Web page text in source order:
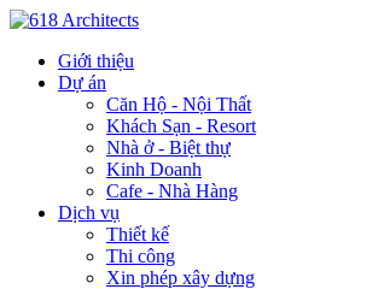
Giới thiệu
Dự án
Căn Hộ - Nội Thất
Khách Sạn - Resort
Nhà ở - Biệt thự
Kinh Doanh
Cafe - Nhà Hàng
Dịch vụ
Thiết kế
Thi công
Xin phép xây dựng